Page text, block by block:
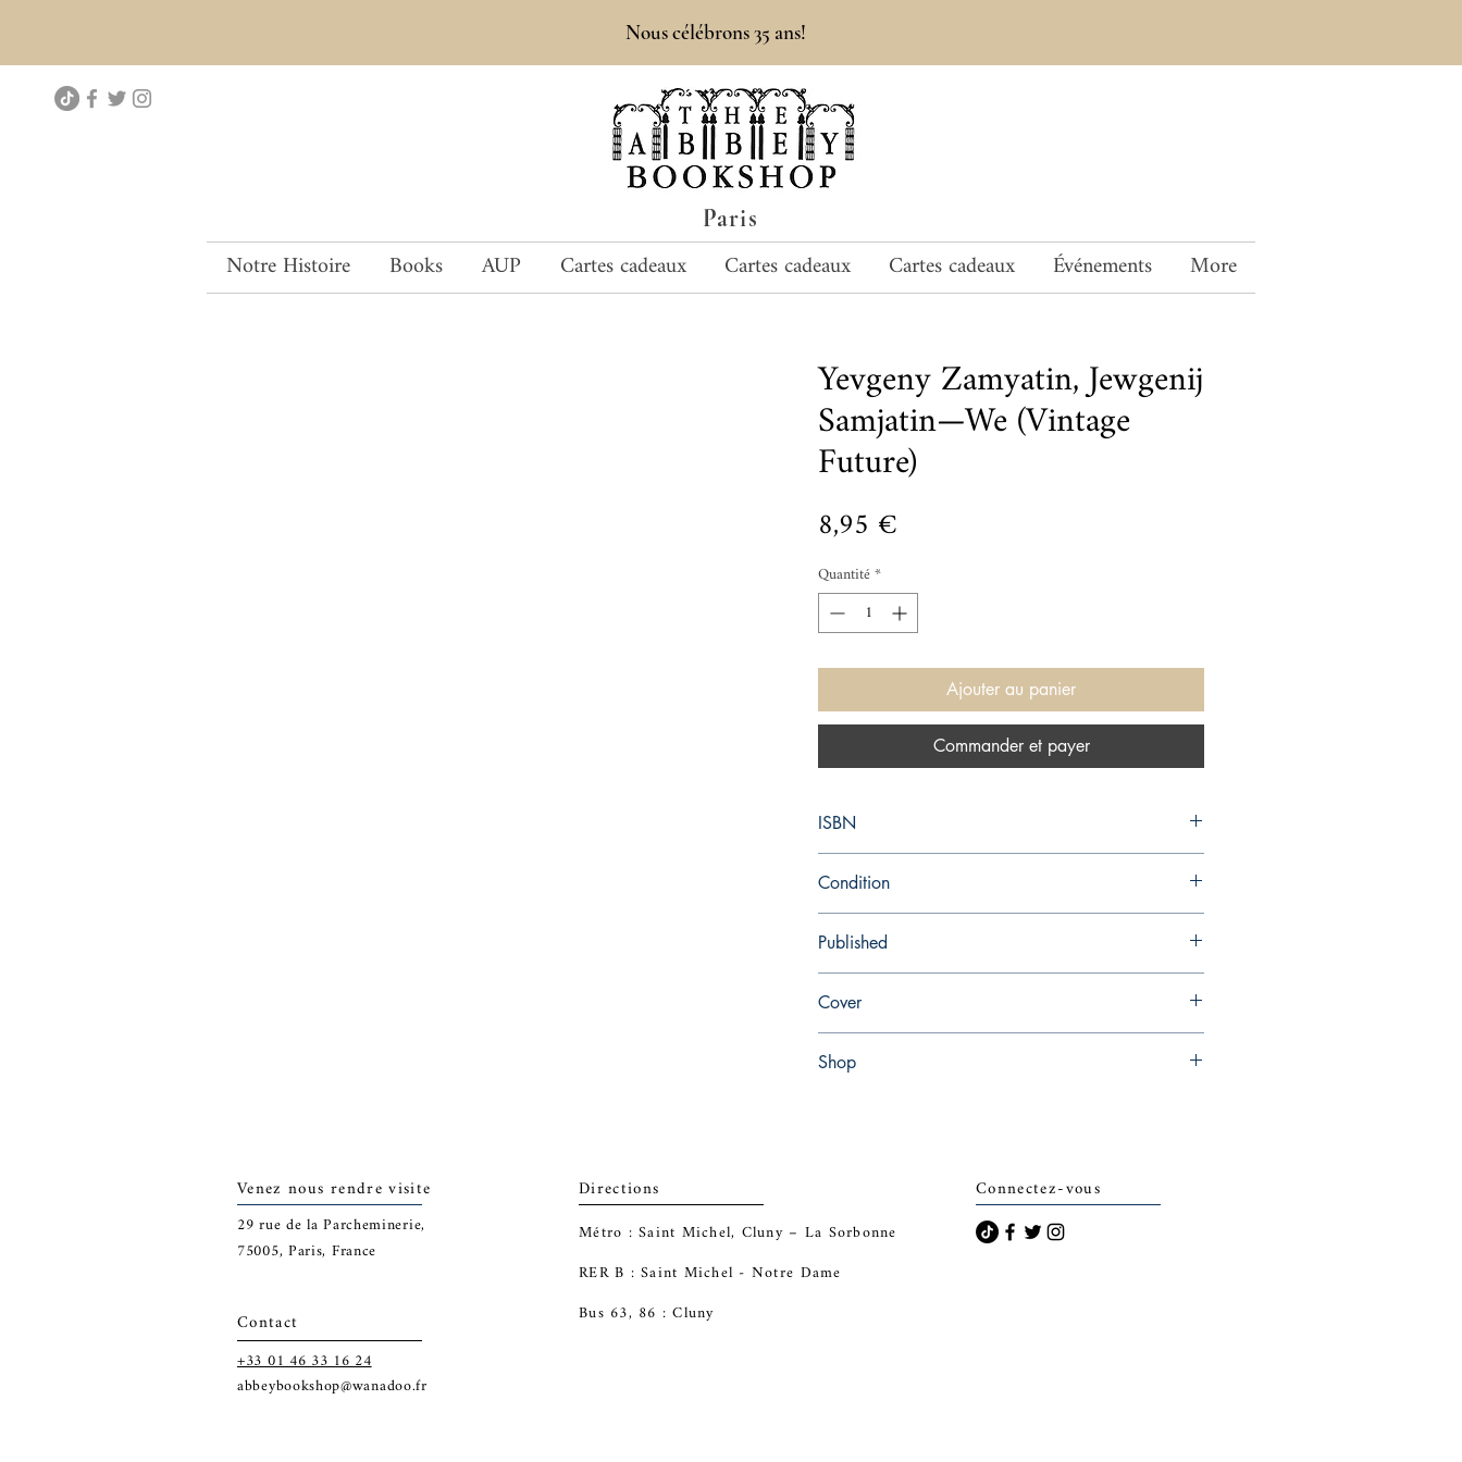
Paris
Nous célébrons 35 ans!
Notre Histoire Books AUP Cartes cadeaux Cartes cadeaux Cartes cadeaux Événements More
Yevgeny Zamyatin, Jewgenij
Samjatin—We (Vintage
Future)
8,95 €
Quantité*
Ajouter au panier
Commander et payer
ISBN
Condition
Published
Cover
Shop
Venez nous rendre visite
29rue de la Parcheminerie,
75005, Paris, France
Contact
+33 01 46 33 16 24
abbeybookshop@wanadoo.fr
Directions
Métro : Saint Michel, Cluny – La Sorbonne
RER B : Saint Michel - Notre Dame
Bus 63, 86 : Cluny
Connectez-vous